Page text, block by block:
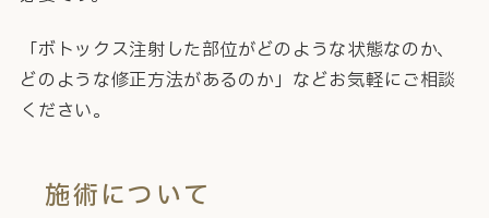
「ボトックス注射した部位がどのような状態なのか、
どのような修正方法があるのか」などお気軽にご相談
ください。
施術について